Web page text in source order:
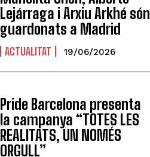
Lejárraga i Arxiu Arkhé són
guardonats a Madrid
ACTUALITAT 19/06/2026
Pride Barcelona presenta
la campanya “TOTES LES
REALITATS, UN NOMÉS
ORGULL”